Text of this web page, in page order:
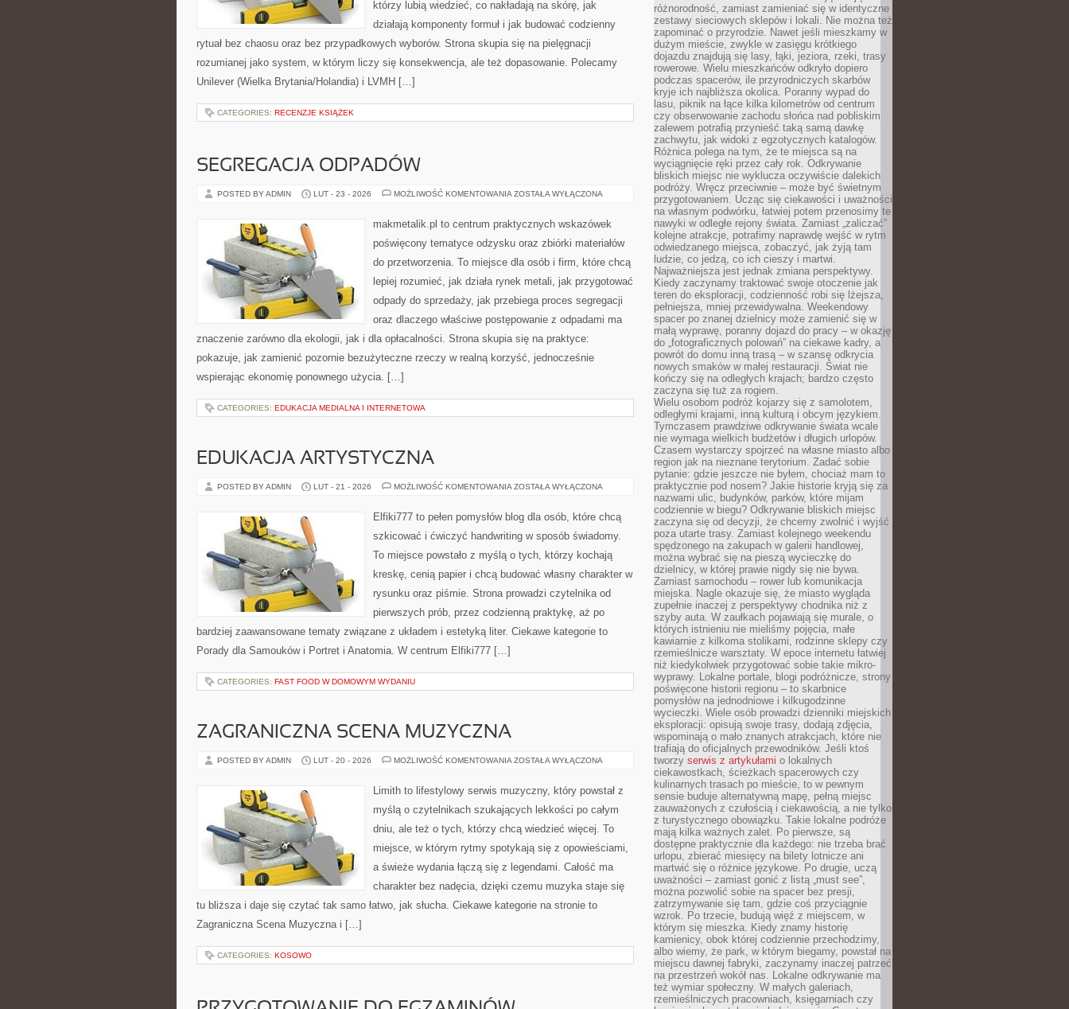
którzy lubią wiedzieć, co nakładają na skórę, jak
działają komponenty formuł i jak budować codzienny
rytuał bez chaosu oraz bez przypadkowych wyborów. Strona skupia się na pielęgnacji
rozumianej jako system, w którym liczy się konsekwencja, ale też dopasowanie. Polecamy
Unilever (Wielka Brytania/Holandia) i LVMH […]
CATEGORIES: RECENZJE KSIĄŻEK
SEGREGACJA ODPADÓW
POSTED BY ADMIN LUT - 23 - 2026 MOŻLIWOŚĆ KOMENTOWANIA SEGREGACJA
ZOSTAŁA WYŁĄCZONA
makmetalik.pl to centrum praktycznych wskazówek
poświęcony tematyce odzysku oraz zbiórki materiałów
do przetworzenia. To miejsce dla osób i firm, które chcą
lepiej rozumieć, jak działa rynek metali, jak przygotować
odpady do sprzedaży, jak przebiega proces segregacji
oraz dlaczego właściwe postępowanie z odpadami ma
znaczenie zarówno dla ekologii, jak i dla opłacalności. Strona skupia się na praktyce:
pokazuje, jak zamienić pozornie bezużyteczne rzeczy w realną korzyść, jednocześnie
wspierając ekonomię ponownego użycia. […]
CATEGORIES: EDUKACJA MEDIALNA I INTERNETOWA
EDUKACJA ARTYSTYCZNA
POSTED BY ADMIN LUT - 21 - 2026 MOŻLIWOŚĆ KOMENTOWANIA EDUKACJA
ZOSTAŁA WYŁĄCZONA
Elfiki777 to pełen pomysłów blog dla osób, które chcą
szkicować i ćwiczyć handwriting w sposób świadomy.
To miejsce powstało z myślą o tych, którzy kochają
kreskę, cenią papier i chcą budować własny charakter w
rysunku oraz piśmie. Strona prowadzi czytelnika od
pierwszych prób, przez codzienną praktykę, aż po
bardziej zaawansowane tematy związane z układem i estetyką liter. Ciekawe kategorie to
Porady dla Samouków i Portret i Anatomia. W centrum Elfiki777 […]
CATEGORIES: FAST FOOD W DOMOWYM WYDANIU
ZAGRANICZNA SCENA MUZYCZNA
POSTED BY ADMIN LUT - 20 - 2026 MOŻLIWOŚĆ KOMENTOWANIA ZAGRANICZNA
ZOSTAŁA WYŁĄCZONA
Limith to lifestylowy serwis muzyczny, który powstał z
myślą o czytelnikach szukających lekkości po całym
dniu, ale też o tych, którzy chcą wiedzieć więcej. To
miejsce, w którym rytmy spotykają się z opowieściami,
a świeże wydania łączą się z legendami. Całość ma
charakter bez nadęcia, dzięki czemu muzyka staje się
tu bliższa i daje się czytać tak samo łatwo, jak słucha. Ciekawe kategorie na stronie to
Zagraniczna Scena Muzyczna i […]
CATEGORIES: KOSOWO
różnorodność, zamiast zamieniać się w identyczne
zestawy sieciowych sklepów i lokali. Nie można też
zapominać o przyrodzie. Nawet jeśli mieszkamy w
dużym mieście, zwykle w zasięgu krótkiego
dojazdu znajdują się lasy, łąki, jeziora, rzeki, trasy
rowerowe. Wielu mieszkańców odkryło dopiero
podczas spacerów, ile przyrodniczych skarbów
kryje ich najbliższa okolica. Poranny wypad do
lasu, piknik na łące kilka kilometrów od centrum
czy obserwowanie zachodu słońca nad pobliskim
zalewem potrafią przynieść taką samą dawkę
zachwytu, jak widoki z egzotycznych katalogów.
Różnica polega na tym, że te miejsca są na
wyciągnięcie ręki przez cały rok. Odkrywanie
bliskich miejsc nie wyklucza oczywiście dalekich
podróży. Wręcz przeciwnie – może być świetnym
przygotowaniem. Ucząc się ciekawości i uważności
na własnym podwórku, łatwiej potem przenosimy te
nawyki w odległe rejony świata. Zamiast „zaliczać”
kolejne atrakcje, potrafimy naprawdę wejść w rytm
odwiedzanego miejsca, zobaczyć, jak żyją tam
ludzie, co jedzą, co ich cieszy i martwi.
Najważniejsza jest jednak zmiana perspektywy.
Kiedy zaczynamy traktować swoje otoczenie jak
teren do eksploracji, codzienność robi się lżejsza,
pełniejsza, mniej przewidywalna. Weekendowy
spacer po znanej dzielnicy może zamienić się w
małą wyprawę, poranny dojazd do pracy – w okazję
do „fotograficznych polowań” na ciekawe kadry, a
powrót do domu inną trasą – w szansę odkrycia
nowych smaków w małej restauracji. Świat nie
kończy się na odległych krajach; bardzo często
zaczyna się tuż za rogiem.
Wielu osobom podróż kojarzy się z samolotem,
odległymi krajami, inną kulturą i obcym językiem.
Tymczasem prawdziwe odkrywanie świata wcale
nie wymaga wielkich budżetów i długich urlopów.
Czasem wystarczy spojrzeć na własne miasto albo
region jak na nieznane terytorium. Zadać sobie
pytanie: gdzie jeszcze nie byłem, chociaż mam to
praktycznie pod nosem? Jakie historie kryją się za
nazwami ulic, budynków, parków, które mijam
codziennie w biegu? Odkrywanie bliskich miejsc
zaczyna się od decyzji, że chcemy zwolnić i wyjść
poza utarte trasy. Zamiast kolejnego weekendu
spędzonego na zakupach w galerii handlowej,
można wybrać się na pieszą wycieczkę do
dzielnicy, w której prawie nigdy się nie bywa.
Zamiast samochodu – rower lub komunikacja
miejska. Nagle okazuje się, że miasto wygląda
zupełnie inaczej z perspektywy chodnika niż z
szyby auta. W zaułkach pojawiają się murale, o
których istnieniu nie mieliśmy pojęcia, małe
kawiarnie z kilkoma stolikami, rodzinne sklepy czy
rzemieślnicze warsztaty. W epoce internetu łatwiej
niż kiedykolwiek przygotować sobie takie mikro-
wyprawy. Lokalne portale, blogi podróżnicze, strony
poświęcone historii regionu – to skarbnice
pomysłów na jednodniowe i kilkugodzinne
wycieczki. Wiele osób prowadzi dzienniki miejskich
eksploracji: opisują swoje trasy, dodają zdjęcia,
wspominają o mało znanych atrakcjach, które nie
trafiają do oficjalnych przewodników. Jeśli ktoś
tworzy serwis z artykułami o lokalnych
ciekawostkach, ścieżkach spacerowych czy
kulinarnych trasach po mieście, to w pewnym
sensie buduje alternatywną mapę, pełną miejsc
zauważonych z czułością i ciekawością, a nie tylko
z turystycznego obowiązku. Takie lokalne podróże
mają kilka ważnych zalet. Po pierwsze, są
dostępne praktycznie dla każdego: nie trzeba brać
urlopu, zbierać miesięcy na bilety lotnicze ani
martwić się o różnice językowe. Po drugie, uczą
uważności – zamiast gonić z listą „must see”,
można pozwolić sobie na spacer bez presji,
zatrzymywanie się tam, gdzie coś przyciągnie
wzrok. Po trzecie, budują więź z miejscem, w
którym się mieszka. Kiedy znamy historię
kamienicy, obok której codziennie przechodzimy,
albo wiemy, że park, w którym biegamy, powstał na
miejscu dawnej fabryki, zaczynamy inaczej patrzeć
na przestrzeń wokół nas. Lokalne odkrywanie ma
też wymiar społeczny. W małych galeriach,
rzemieślniczych pracowniach, księgarniach czy